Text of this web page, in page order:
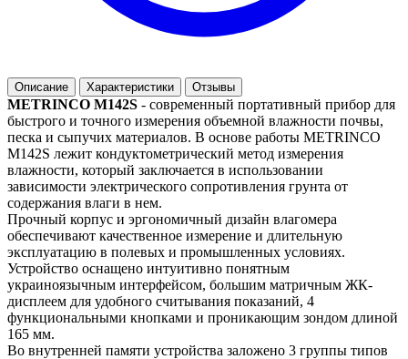
Описание Характеристики Отзывы
METRINCO M142S - современный портативный прибор для
быстрого и точного измерения объемной влажности почвы,
песка и сыпучих материалов. В основе работы METRINCO
M142S лежит кондуктометрический метод измерения
влажности, который заключается в использовании
зависимости электрического сопротивления грунта от
содержания влаги в нем.
Прочный корпус и эргономичный дизайн влагомера
обеспечивают качественное измерение и длительную
эксплуатацию в полевых и промышленных условиях.
Устройство оснащено интуитивно понятным
украиноязычным интерфейсом, большим матричным ЖК-
дисплеем для удобного считывания показаний, 4
функциональными кнопками и проникающим зондом длиной
165 мм.
Во внутренней памяти устройства заложено 3 группы типов